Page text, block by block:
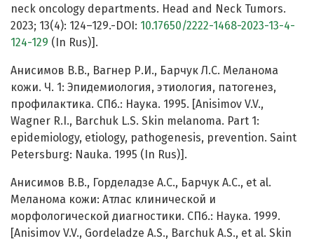
neck oncology departments. Head and Neck Tumors.
2023; 13(4): 124–129.-DOI: 10.17650/2222-1468-2023-13-4-
124-129 (In Rus)].
Анисимов В.В., Вагнер Р.И., Барчук Л.С. Меланома
кожи. Ч. 1: Эпидемиология, этиология, патогенез,
профилактика. СПб.: Наука. 1995. [Anisimov V.V.,
Wagner R.I., Barchuk L.S. Skin melanoma. Part 1:
epidemiology, etiology, pathogenesis, prevention. Saint
Petersburg: Nauka. 1995 (In Rus)].
Анисимов В.В., Горделадзе А.С., Барчук А.С., et al.
Меланома кожи: Атлас клинической и
морфологической диагностики. СПб.: Наука. 1999.
[Anisimov V.V., Gordeladze A.S., Barchuk A.S., et al. Skin